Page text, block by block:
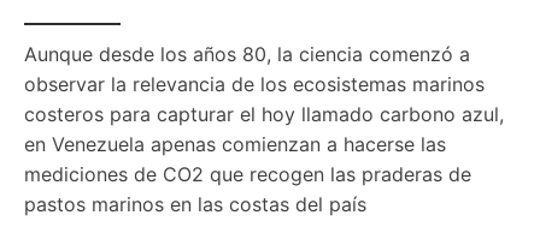
Aunque desde los años 80, la ciencia comenzó a
observar la relevancia de los ecosistemas marinos
costeros para capturar el hoy llamado carbono azul,
en Venezuela apenas comienzan a hacerse las
mediciones de CO2 que recogen las praderas de
pastos marinos en las costas del país